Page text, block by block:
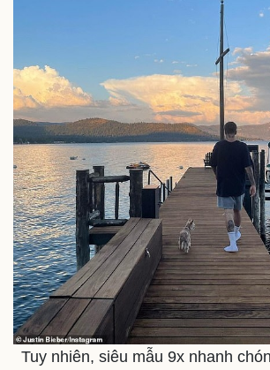
Tuy nhiên, siêu mẫu 9x nhanh